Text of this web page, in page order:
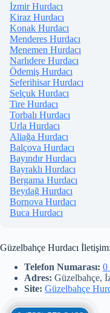
İzmir Hurdacı
Kiraz Hurdacı
Konak Hurdacı
Menderes Hurdacı
Menemen Hurdacı
Narlıdere Hurdacı
Ödemiş Hurdacı
Seferihisar Hurdacı
Selçuk Hurdacı
Tire Hurdacı
Torbalı Hurdacı
Urla Hurdacı
Aliağa Hurdacı
Balçova Hurdacı
Bayındır Hurdacı
Bayraklı Hurdacı
Bergama Hurdacı
Beydağ Hurdacı
Bornova Hurdacı
Buca Hurdacı
Güzelbahçe Hurdacı İletişim:
Telefon Numarası: 0
Adres: Güzelbahçe,
Site: Güzelbahçe